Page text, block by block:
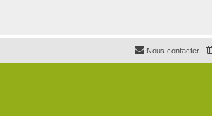
Nous contacter